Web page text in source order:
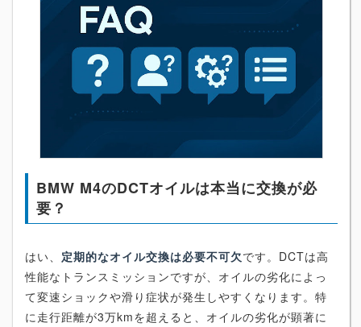
BMW M4のDCTオイルは本当に交換が必
要？
はい、 定期的なオイル交換は必要不可欠です。DCTは高
性能なトランスミッションですが、オイルの劣化によっ
て変速ショックや滑り症状が発生しやすくなります。特
に走行距離が3万kmを超えると、オイルの劣化が顕著に